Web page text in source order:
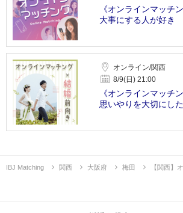
《オンラインマッチ
大事にする人が好き
オンライン/関西
8/9(日) 21:00
《オンラインマッチ
思いやりを大切にし
IBJ Matching 関西 大阪府 梅田 【関西】